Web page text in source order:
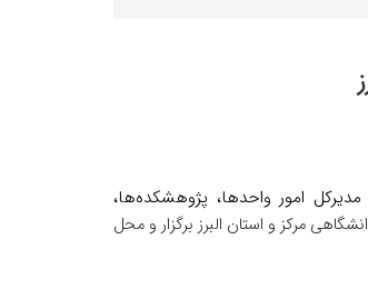
مدیرکل امور واحدها، پژوهشکده‌ها،
مرکز و استان البرز برگزار و محل